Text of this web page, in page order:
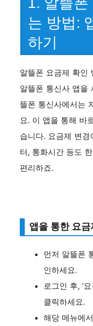
는 방법:
하기
알뜰폰 요금제 확인
알뜰폰 통신사 앱을
뜰폰 통신사에서는
요. 이 앱을 통해 바
습니다. 요금제 변
터, 통화시간 등도
편리하죠.
앱을 통한 요
먼저 알뜰폰
인하세요.
로그인 후, ‘
클릭하세요.
해당 메뉴에